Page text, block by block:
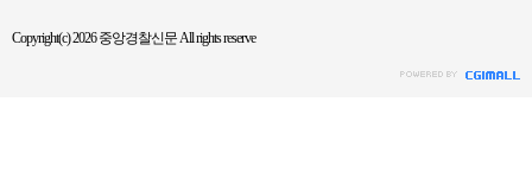
Copyright(c) 2026 중앙경찰신문 All rights reserve